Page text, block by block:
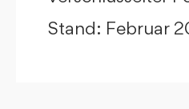
Stand: Februar